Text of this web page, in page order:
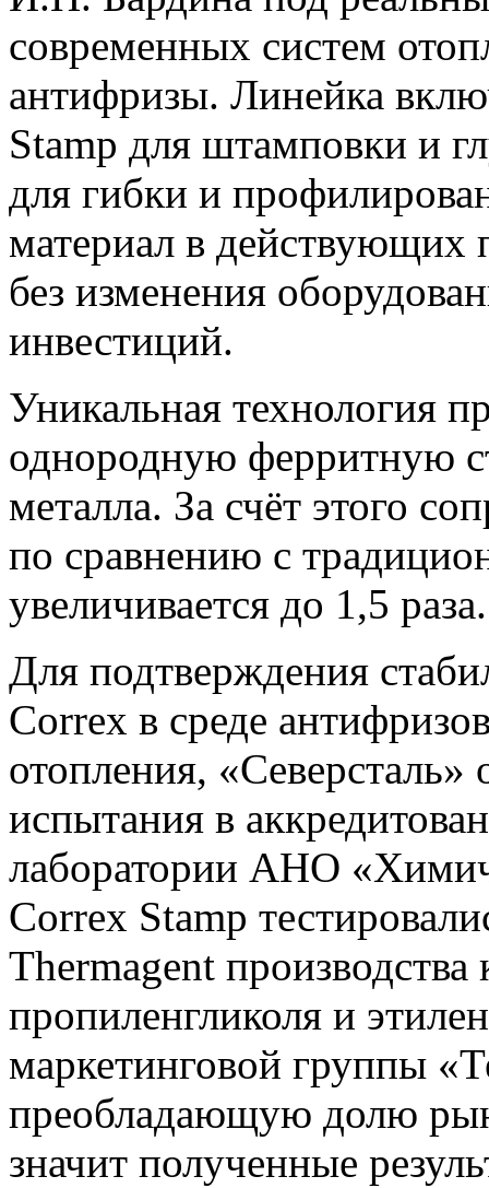
современных систем
антифризы. Линейка
Stamp для штамповки и
для гибки и
материал в действующих
без изменения
инвестиций.
Уникальная технология
однородную ферритную
металла. За счёт этого
по сравнению с
увеличивается до 1,5 раза.
Для подтверждения
Correx в среде
отопления, «Северсталь»
испытания в
лаборатории АНО
Correx Stamp
Thermagent
пропиленгликоля и
маркетинговой группы
преобладающую долю
значит полученные